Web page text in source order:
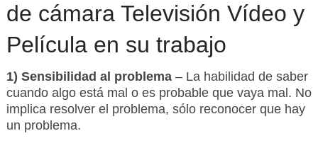
de cámara Televisión Vídeo y
Película en su trabajo
1) Sensibilidad al problema– La habilidad de saber
cuando algo está mal o es probable que vaya mal. No
implica resolver el problema, sólo reconocer que hay
un problema.